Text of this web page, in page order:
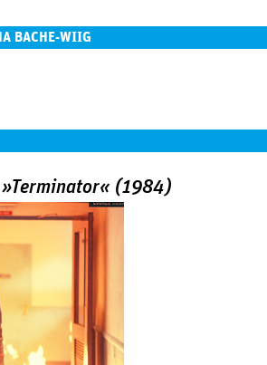
BACHE-WIIG
(1984)